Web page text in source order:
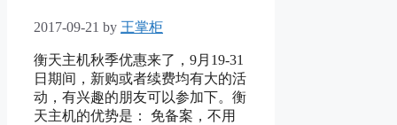
2017-09-21 by 王掌柜
衡天主机秋季优惠来了，9月19-31
日期间，新购或者续费均有大的活
动，有兴趣的朋友可以参加下。衡
天主机的优势是： 免备案，不用